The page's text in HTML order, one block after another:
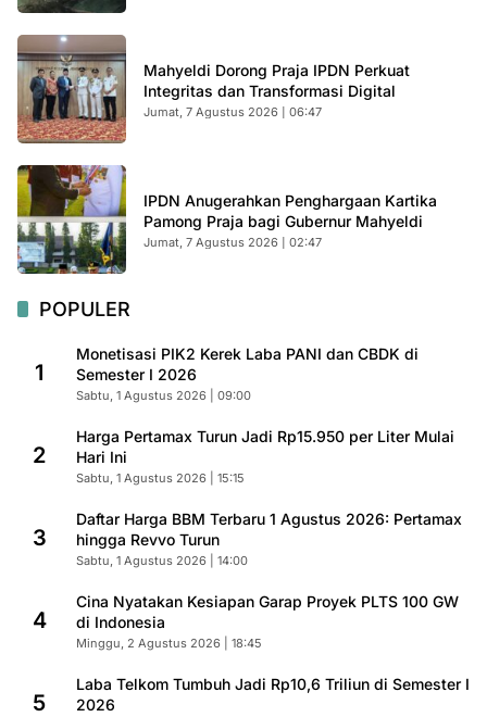
Mahyeldi Dorong Praja IPDN Perkuat
Integritas dan Transformasi Digital
Jumat, 7 Agustus 2026 | 06:47
IPDN Anugerahkan Penghargaan Kartika
Pamong Praja bagi Gubernur Mahyeldi
Jumat, 7 Agustus 2026 | 02:47
POPULER
1
Monetisasi PIK2 Kerek Laba PANI dan CBDK di
Semester I 2026
Sabtu, 1 Agustus 2026 | 09:00
2
Harga Pertamax Turun Jadi Rp15.950 per Liter Mulai
Hari Ini
Sabtu, 1 Agustus 2026 | 15:15
3
Daftar Harga BBM Terbaru 1 Agustus 2026: Pertamax
hingga Revvo Turun
Sabtu, 1 Agustus 2026 | 14:00
4
Cina Nyatakan Kesiapan Garap Proyek PLTS 100 GW
di Indonesia
Minggu, 2 Agustus 2026 | 18:45
5
Laba Telkom Tumbuh Jadi Rp10,6 Triliun di Semester I
2026